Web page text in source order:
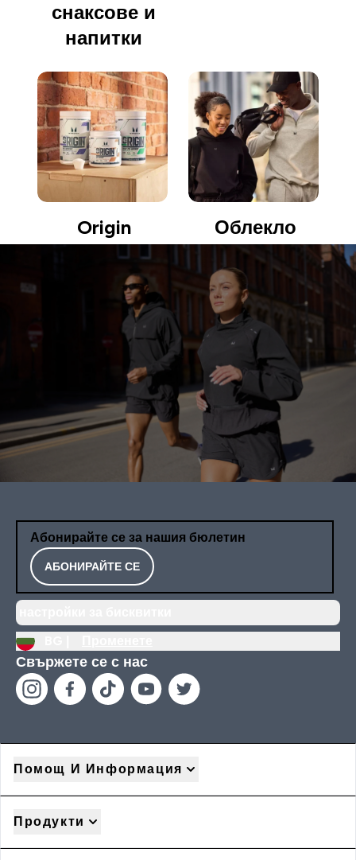
снаксове и
напитки
Origin Облекло
Абонирайте се за нашия бюлетин
АБОНИРАЙТЕ СЕ
Свържете се с нас
Помощ И Информация
Продукти